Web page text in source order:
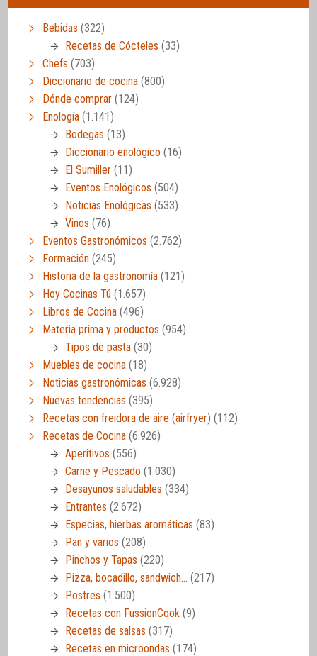
Bebidas (322)
Recetas de Cócteles (33)
Chefs (703)
Diccionario de cocina (800)
Dónde comprar (124)
Enología (1.141)
Bodegas (13)
Diccionario enológico (16)
El Sumiller (11)
Eventos Enológicos (504)
Noticias Enológicas (533)
Vinos (76)
Eventos Gastronómicos (2.762)
Formación (245)
Historia de la gastronomía (121)
Hoy Cocinas Tú (1.657)
Libros de Cocina (496)
Materia prima y productos (954)
Tipos de pasta (30)
Muebles de cocina (18)
Noticias gastronómicas (6.928)
Nuevas tendencias (395)
Recetas con freidora de aire (airfryer) (112)
Recetas de Cocina (6.926)
Aperitivos (556)
Carne y Pescado (1.030)
Desayunos saludables (334)
Entrantes (2.672)
Especias, hierbas aromáticas (83)
Pan y varios (208)
Pinchos y Tapas (220)
Pizza, bocadillo, sandwich… (217)
Postres (1.500)
Recetas con FussionCook (9)
Recetas de salsas (317)
Recetas en microondas (174)